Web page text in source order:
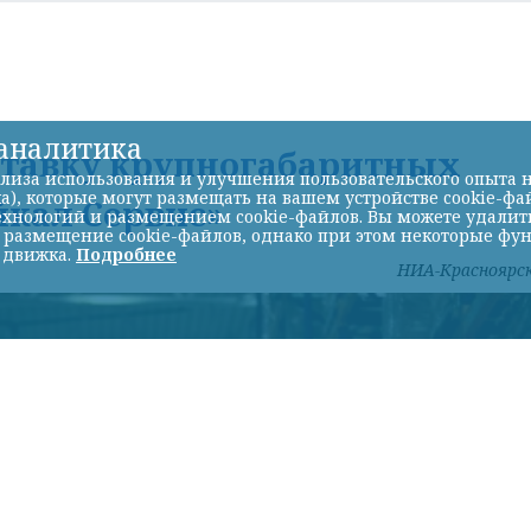
крупногабаритных
Сервис»
НИА-
использования и улучшения пользовательского опыта
которые могут размещать на вашем устройстве cookie-
и размещением cookie-файлов. Вы можете
размещение cookie-файлов, однако при этом некоторые
Подробнее